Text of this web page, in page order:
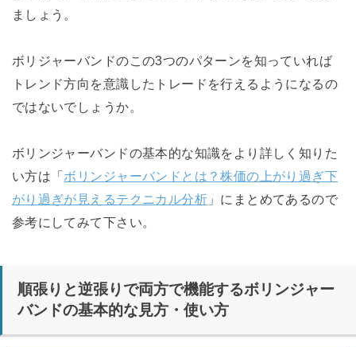
ましょう。
ボリジャーバンドのこの3つのパターンを知っていれば
トレンド方向を意識したトレードを行えるようになるの
ではないでしょうか。
ボリンジャーバンドの基本的な知識をより詳しく知りた
い方は「ボリンジャーバンドとは？株価の上がり過ぎ下
がり過ぎが見えるテクニカル分析 」にまとめてあるので
参考にしてみて下さい。
順張りと逆張りで両方で機能するボリンジャー
バンドの基本的な見方・使い方